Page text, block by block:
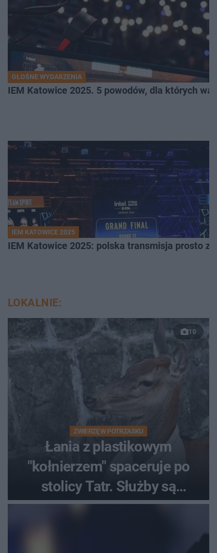
GŁOŚNE WYDARZENIA
IEM Katowice 2025. 5 powodów, dla których
IEM KATOWICE 2025
IEM Katowice 2025: polska transmisja prosto
LOKALNIE:
10
ZWIERZĘ W POTRZASKU
Łania z plastikowym
"kołnierzem" spaceruje po
stolicy Tatr. Służby są
bezradne